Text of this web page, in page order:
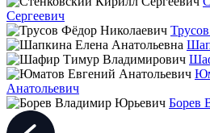
Сергеевич
Анатольевич
Борев